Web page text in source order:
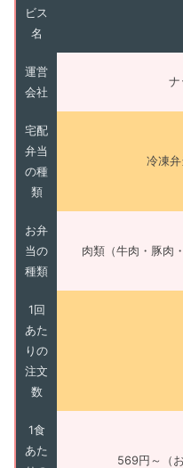
ビス
名
運営
会社
ナ
宅配
弁当
の種
類
冷凍
お弁
当の
種類
肉類（牛肉・豚肉
1回
あた
りの
注文
数
1食
あた
569円～（